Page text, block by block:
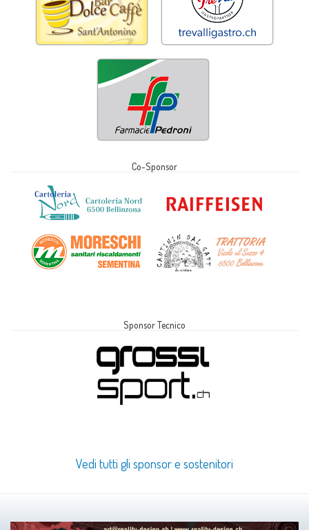
Co-Sponsor
Sponsor Tecnico
Vedi tutti gli sponsor e sostenitori